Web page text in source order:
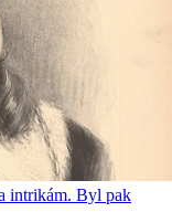
intrikám. Byl pak